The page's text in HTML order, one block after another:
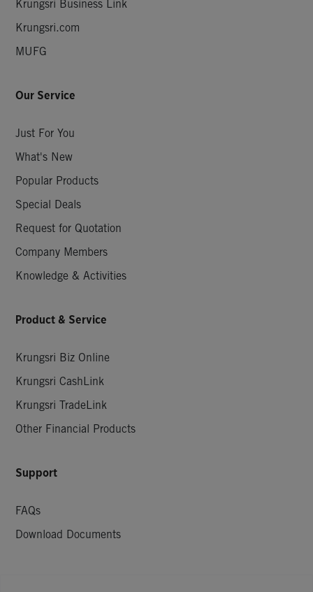
Krungsri.com
MUFG
Our Service
Just For You
What's New
Popular Products
Special Deals
Request for Quotation
Company Members
Knowledge & Activities
Product & Service
Krungsri Biz Online
Krungsri CashLink
Krungsri TradeLink
Other Financial Products
Support
FAQs
Download Documents